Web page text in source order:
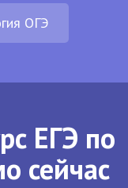
ОГЭ
ЕГЭ по
сейчас